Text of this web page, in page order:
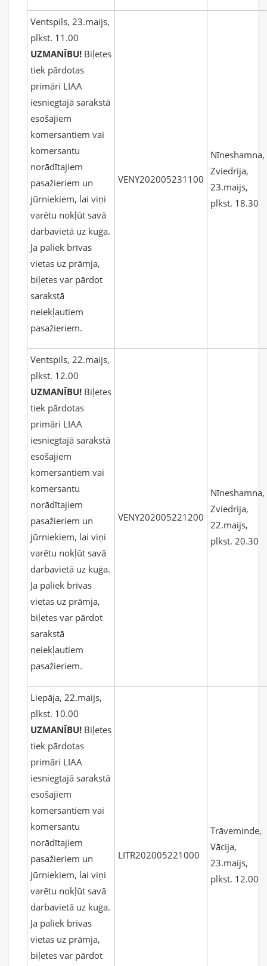
Ventspils, 23.maijs,
plkst. 11.00
UZMANĪBU! Biļetes
tiek pārdotas
primāri LIAA
iesniegtajā sarakstā
esošajiem
komersantiem vai
komersantu
norādītajiem
pasažieriem un
jūrniekiem, lai viņi
varētu nokļūt savā
darbavietā uz kuģa.
Ja paliek brīvas
vietas uz prāmja,
biļetes var pārdot
sarakstā
neiekļautiem
pasažieriem.
VENY202005231100
Nīneshamna,
Zviedrija,
23.maijs,
plkst. 18.30
Ventspils, 22.maijs,
plkst. 12.00
UZMANĪBU! Biļetes
tiek pārdotas
primāri LIAA
iesniegtajā sarakstā
esošajiem
komersantiem vai
komersantu
norādītajiem
pasažieriem un
jūrniekiem, lai viņi
varētu nokļūt savā
darbavietā uz kuģa.
Ja paliek brīvas
vietas uz prāmja,
biļetes var pārdot
sarakstā
neiekļautiem
pasažieriem.
VENY202005221200
Nīneshamna,
Zviedrija,
22.maijs,
plkst. 20.30
Liepāja, 22.maijs,
plkst. 10.00
UZMANĪBU! Biļetes
tiek pārdotas
primāri LIAA
iesniegtajā sarakstā
esošajiem
komersantiem vai
komersantu
norādītajiem
pasažieriem un
jūrniekiem, lai viņi
varētu nokļūt savā
darbavietā uz kuģa.
Ja paliek brīvas
vietas uz prāmja,
biļetes var pārdot
LITR202005221000
Trāveminde,
Vācija,
23.maijs,
plkst. 12.00